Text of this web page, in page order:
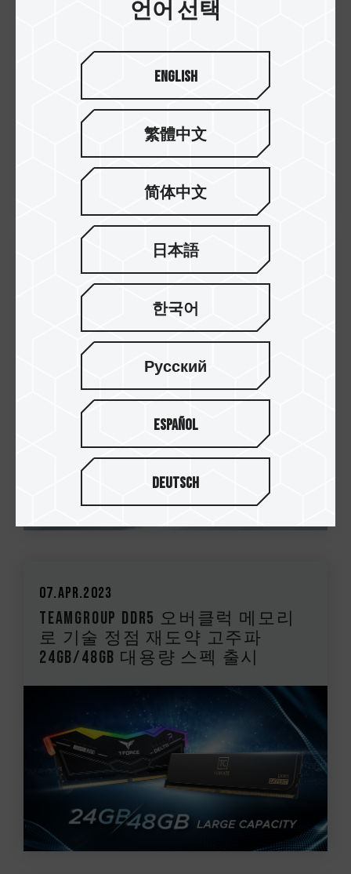
점을 찍을 수 있는 출시될 여러...
26.Apr.2023
TEAMGROUP에서 MP44, MP44S 및
MP34S M.2 3종 솔리드 스테이트 드
라이브 출시 다양한 사이즈를...
07.Apr.2023
TEAMGROUP DDR5 오버클럭 메모리
로 기술 정점 재도약 고주파
24GB/48GB 대용량 스펙 출시
언어 선택
English
繁體中文
简体中文
日本語
한국어
Русский
Español
Deutsch